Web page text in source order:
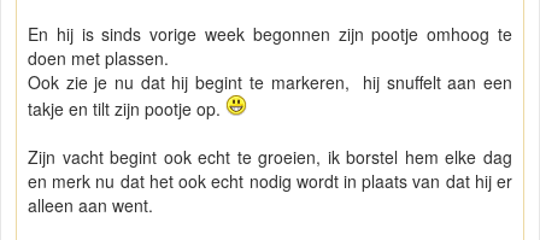
En hij is sinds vorige week begonnen zijn pootje omhoog te
doen met plassen.
Ook zie je nu dat hij begint te markeren, hij snuffelt aan een
takje en tilt zijn pootje op.
Zijn vacht begint ook echt te groeien, ik borstel hem elke dag
en merk nu dat het ook echt nodig wordt in plaats van dat hij er
alleen aan went.